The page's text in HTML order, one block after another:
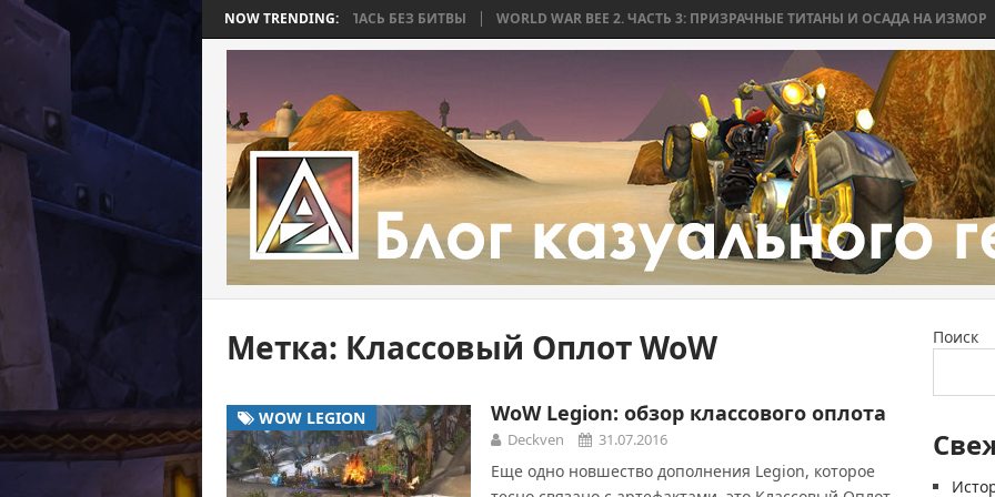
NOW TRENDING:
BEE 2. ЧАСТЬ 4: ВОЙНА, КОТОРАЯ ЗАКОНЧИЛАСЬ БЕЗ БИТВЫ WORLD WAR BEE 2. ЧАСТЬ 3: ПРИЗРАЧНЫЕ ТИТАНЫ И ОСАДА НА ИЗМОР
Метка: Классовый Оплот WoW
WOW LEGION WoW Legion: обзор классового оплота
Deckven 31.07.2016
Еще одно новшество дополнения Legion, которое
Поиск